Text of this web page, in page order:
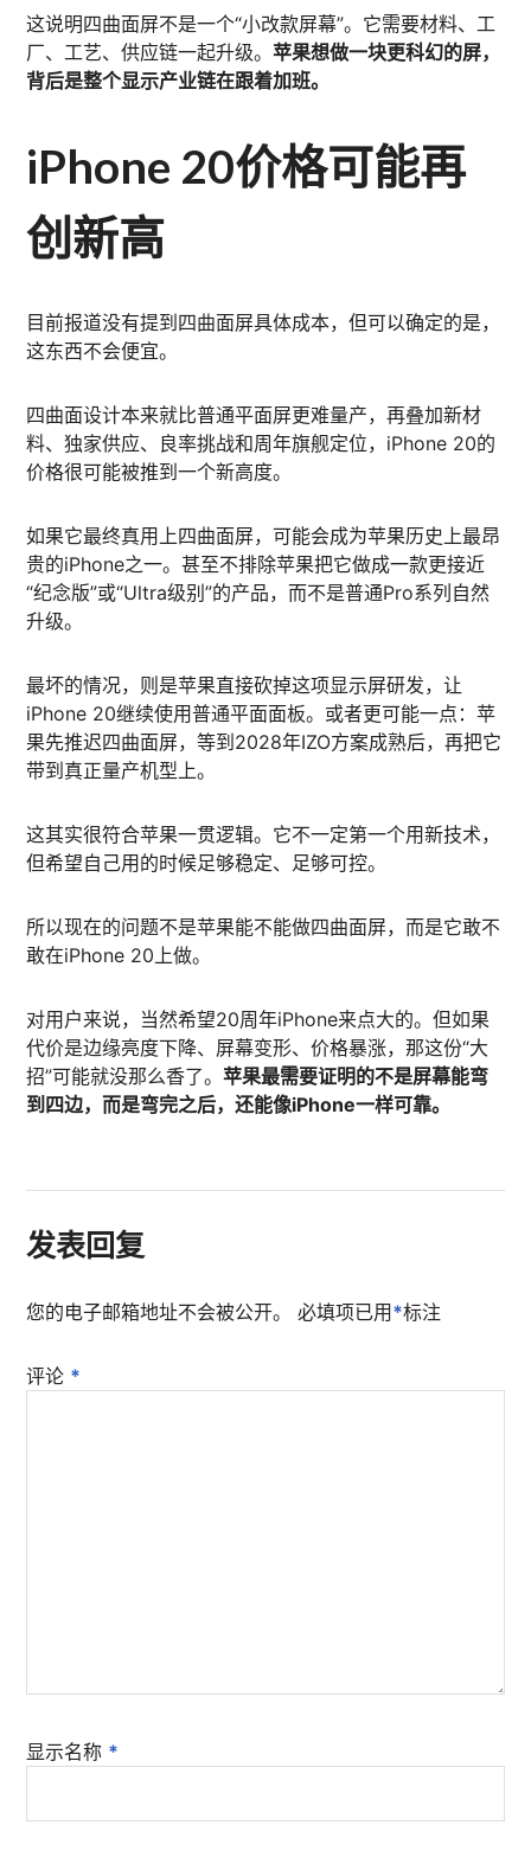
这说明四曲面屏不是一个“小改款屏幕”。它需要材料、工
厂、工艺、供应链一起升级。苹果想做一块更科幻的屏，
背后是整个显示产业链在跟着加班。
iPhone 20价格可能再
创新高
目前报道没有提到四曲面屏具体成本，但可以确定的是，
这东西不会便宜。
四曲面设计本来就比普通平面屏更难量产，再叠加新材
料、独家供应、良率挑战和周年旗舰定位，iPhone 20的
价格很可能被推到一个新高度。
如果它最终真用上四曲面屏，可能会成为苹果历史上最昂
贵的iPhone之一。甚至不排除苹果把它做成一款更接近
“纪念版”或“Ultra级别”的产品，而不是普通Pro系列自然
升级。
最坏的情况，则是苹果直接砍掉这项显示屏研发，让
iPhone 20继续使用普通平面面板。或者更可能一点：苹
果先推迟四曲面屏，等到2028年IZO方案成熟后，再把它
带到真正量产机型上。
这其实很符合苹果一贯逻辑。它不一定第一个用新技术，
但希望自己用的时候足够稳定、足够可控。
所以现在的问题不是苹果能不能做四曲面屏，而是它敢不
敢在iPhone 20上做。
对用户来说，当然希望20周年iPhone来点大的。但如果
代价是边缘亮度下降、屏幕变形、价格暴涨，那这份“大
招”可能就没那么香了。苹果最需要证明的不是屏幕能弯
到四边，而是弯完之后，还能像iPhone一样可靠。
发表回复
您的电子邮箱地址不会被公开。 必填项已用*标注
评论 *
显示名称 *